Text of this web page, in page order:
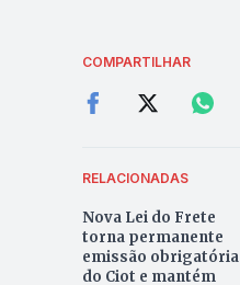
COMPARTILHAR
RELACIONADAS
Nova Lei do Frete
torna permanente
emissão obrigatória
do Ciot e mantém